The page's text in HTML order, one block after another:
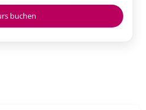
buchen